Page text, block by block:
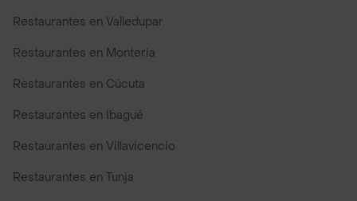
Restaurantes en Valledupar
Restaurantes en Monteria
Restaurantes en Cúcuta
Restaurantes en Ibagué
Restaurantes en Villavicencio
Restaurantes en Tunja